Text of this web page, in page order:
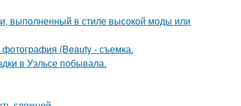
выполненный в стиле высокой моды или
(Beauty - съемка.
в Уэльсе побывала.